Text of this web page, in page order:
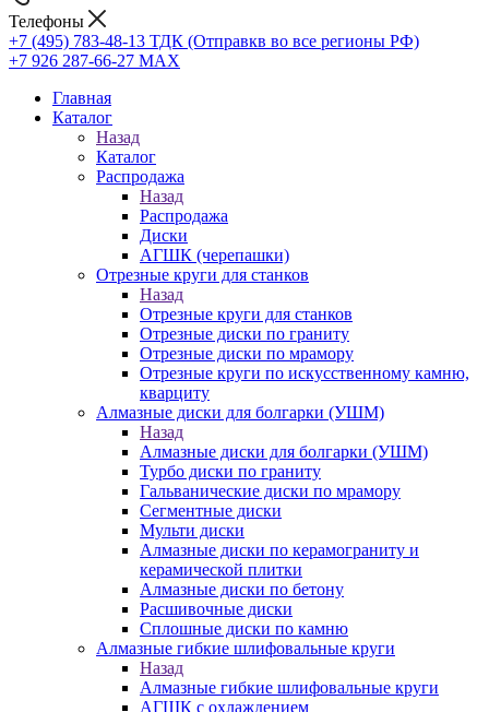
Телефоны
+7 (495) 783-48-13 ТДК (Отправкв во все регионы РФ)
+7 926 287-66-27 МАХ
Главная
Каталог
Назад
Каталог
Распродажа
Назад
Распродажа
Диски
АГШК (черепашки)
Отрезные круги для станков
Назад
Отрезные круги для станков
Отрезные диски по граниту
Отрезные диски по мрамору
Отрезные круги по искусственному камню,
кварциту
Алмазные диски для болгарки (УШМ)
Назад
Алмазные диски для болгарки (УШМ)
Турбо диски по граниту
Гальванические диски по мрамору
Сегментные диски
Мульти диски
Алмазные диски по керамограниту и
керамической плитки
Алмазные диски по бетону
Расшивочные диски
Сплошные диски по камню
Алмазные гибкие шлифовальные круги
Назад
Алмазные гибкие шлифовальные круги
АГШК с охлаждением